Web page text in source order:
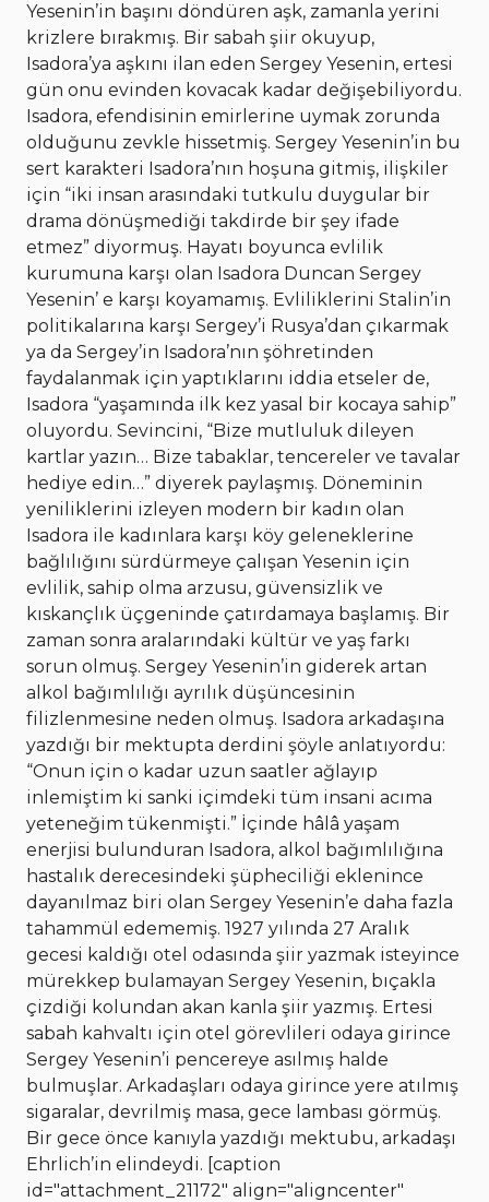
Yesenin’in başını döndüren aşk, zamanla yerini
krizlere bırakmış. Bir sabah şiir okuyup,
Isadora’ya aşkını ilan eden Sergey Yesenin, ertesi
gün onu evinden kovacak kadar değişebiliyordu.
Isadora, efendisinin emirlerine uymak zorunda
olduğunu zevkle hissetmiş. Sergey Yesenin’in bu
sert karakteri Isadora’nın hoşuna gitmiş, ilişkiler
için “iki insan arasındaki tutkulu duygular bir
drama dönüşmediği takdirde bir şey ifade
etmez” diyormuş. Hayatı boyunca evlilik
kurumuna karşı olan Isadora Duncan Sergey
Yesenin’ e karşı koyamamış. Evliliklerini Stalin’in
politikalarına karşı Sergey’i Rusya’dan çıkarmak
ya da Sergey’in Isadora’nın şöhretinden
faydalanmak için yaptıklarını iddia etseler de,
Isadora “yaşamında ilk kez yasal bir kocaya sahip”
oluyordu. Sevincini, “Bize mutluluk dileyen
kartlar yazın… Bize tabaklar, tencereler ve tavalar
hediye edin…” diyerek paylaşmış. Döneminin
yeniliklerini izleyen modern bir kadın olan
Isadora ile kadınlara karşı köy geleneklerine
bağlılığını sürdürmeye çalışan Yesenin için
evlilik, sahip olma arzusu, güvensizlik ve
kıskançlık üçgeninde çatırdamaya başlamış. Bir
zaman sonra aralarındaki kültür ve yaş farkı
sorun olmuş. Sergey Yesenin’in giderek artan
alkol bağımlılığı ayrılık düşüncesinin
filizlenmesine neden olmuş. Isadora arkadaşına
yazdığı bir mektupta derdini şöyle anlatıyordu:
“Onun için o kadar uzun saatler ağlayıp
inlemiştim ki sanki içimdeki tüm insani acıma
yeteneğim tükenmişti.” İçinde hâlâ yaşam
enerjisi bulunduran Isadora, alkol bağımlılığına
hastalık derecesindeki şüpheciliği eklenince
dayanılmaz biri olan Sergey Yesenin’e daha fazla
tahammül edememiş. 1927 yılında 27 Aralık
gecesi kaldığı otel odasında şiir yazmak isteyince
mürekkep bulamayan Sergey Yesenin, bıçakla
çizdiği kolundan akan kanla şiir yazmış. Ertesi
sabah kahvaltı için otel görevlileri odaya girince
Sergey Yesenin’i pencereye asılmış halde
bulmuşlar. Arkadaşları odaya girince yere atılmış
sigaralar, devrilmiş masa, gece lambası görmüş.
Bir gece önce kanıyla yazdığı mektubu, arkadaşı
Ehrlich’in elindeydi. [caption
id="attachment_21172" align="aligncenter"